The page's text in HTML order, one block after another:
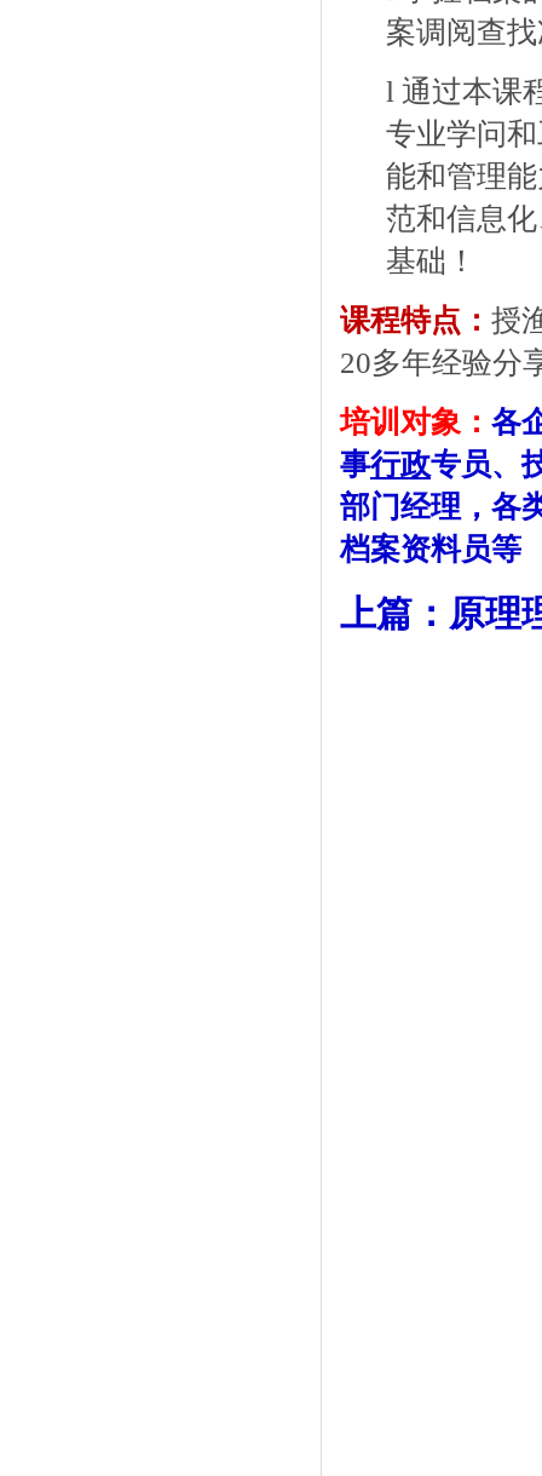
案调阅查
l通过本课
专业学问
能和管理
范和信息
基础！
课程特点： 授
20多年经验分
培训对象： 各
事行政专员、
部门经理，各
档案资料员等
上篇：原理